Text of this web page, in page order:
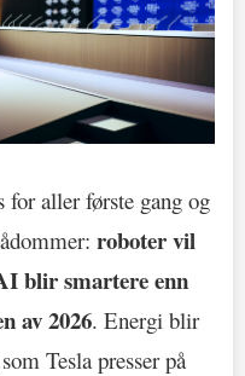
aller første gang og
roboter vil
blir smartere enn
av 2026. Energi blir
Tesla presser på